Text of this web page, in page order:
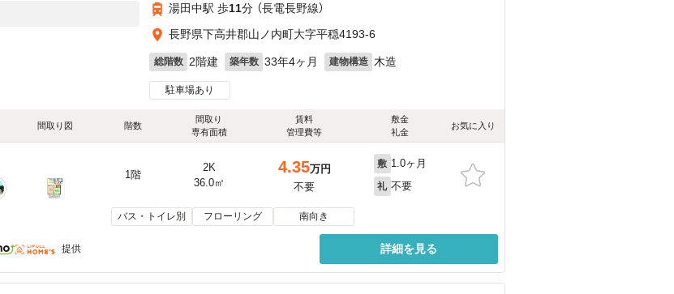
湯田中駅 歩11分 （長電長野線）
長野県下高井郡山ノ内町大字平穏4193-6
総階数 2階建 築年数 33年4ヶ月 建物構造 木造
駐車場あり
間取り図 階数
間取り
専有面積
賃料
管理費等
敷金
礼金
お気に入り
1階
2K
36.0㎡
4.35万円
不要
敷 1.0ヶ月
礼 不要
バス・トイレ別 フローリング 南向き
提供 詳細を見る